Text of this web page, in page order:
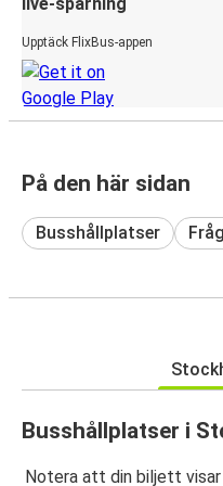
Upptäck FlixBus-appen
På den här sidan
Busshållplatser
Busshållplatser i
Notera att din biljett